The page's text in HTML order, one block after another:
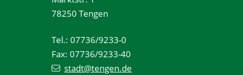
78250 Tengen
Tel.: 07736/9233-0
Fax: 07736/9233-40
stadt@tengen.de